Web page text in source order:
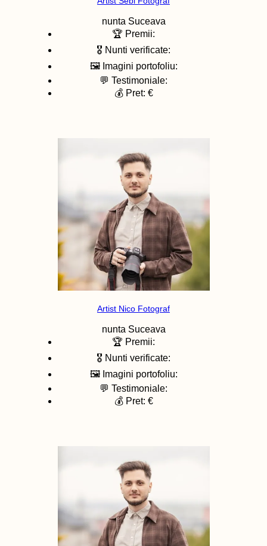
nunta Suceava
🏆 Premii:
🎖️ Nunti verificate:
🖼️ Imagini portofoliu:
💬 Testimoniale:
💰 Pret: €
Artist Nico Fotograf
nunta Suceava
🏆 Premii:
🎖️ Nunti verificate:
🖼️ Imagini portofoliu:
💬 Testimoniale:
💰 Pret: €